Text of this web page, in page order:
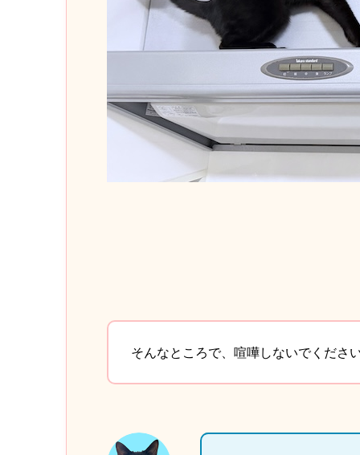
そんなところで、喧嘩しないでくださ